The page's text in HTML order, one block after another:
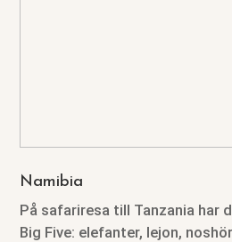
Namibia
På safariresa till Tanzania har
Big Five: elefanter, lejon,